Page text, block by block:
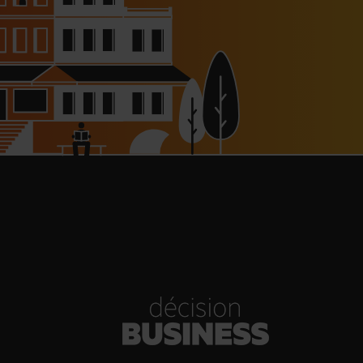
à 8 000 € pour les
l’autoroute A63
réouverte
Woman Dinners de Veuve
Clicquot de retour
Hôtels : un chiffre d’affaires